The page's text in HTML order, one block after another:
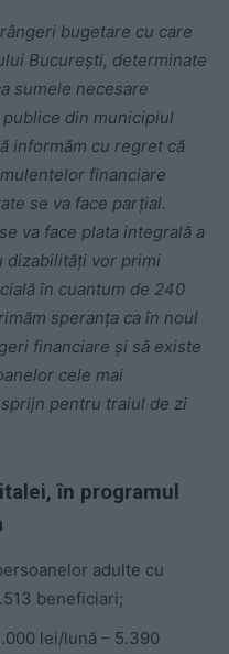
bugetare cu care
București, determinate
sumele necesare
din municipiul
informăm cu regret că
financiare
se va face parțial.
va face plata integrală a
dizabilități vor primi
în cuantum de 240
speranța ca în noul
financiare și să existe
cele mai
pentru traiul de zi
în programul
adulte cu
beneficiari;
lei/lună – 5.390